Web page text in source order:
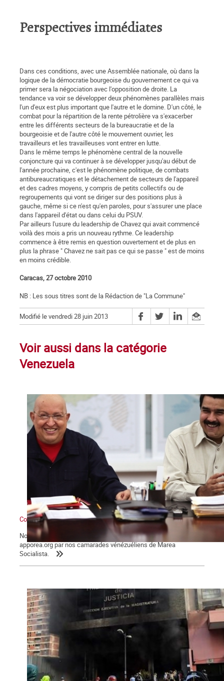
Perspectives immédiates
Dans ces conditions, avec une Assemblée nationale, où dans la
logique de la démocratie bourgeoise du gouvernement ce qui va
primer sera la négociation avec l'opposition de droite. La
tendance va voir se développer deux phénomènes parallèles mais
l'un d'eux est plus important que l'autre et le domine. D'un côté, le
combat pour la répartition de la rente pétrolière va s'exacerber
entre les différents secteurs de la bureaucratie et de la
bourgeoisie et de l'autre côté le mouvement ouvrier, les
travailleurs et les travailleuses vont entrer en lutte.
Dans le même temps le phénomène central de la nouvelle
conjoncture qui va continuer à se développer jusqu'au début de
l'année prochaine, c'est le phénomène politique, de combats
antibureaucratiques et le détachement de secteurs de l'appareil
et des cadres moyens, y compris de petits collectifs ou de
regroupements qui vont se diriger sur des positions plus à
gauche, même si ce n'est qu'en paroles, pour s'assurer une place
dans l'appareil d'état ou dans celui du PSUV.
Par ailleurs l'usure du leadership de Chavez qui avait commencé
voilà des mois a pris un nouveau rythme. Ce leadership
commence à être remis en question ouvertement et de plus en
plus la phrase " Chavez ne sait pas ce qui se passe " est de moins
en moins crédible.
Caracas, 27 octobre 2010
NB : Les sous titres sont de la Rédaction de "La Commune"
Modifié le vendredi 28 juin 2013
Voir aussi dans la catégorie
Venezuela
Contre l’interventionnisme et les menaces militaires impérialistes
Nous reproduisons des extraits du texte publié sur le site
apporea.org par nos camarades vénézuéliens de Marea
Socialista.